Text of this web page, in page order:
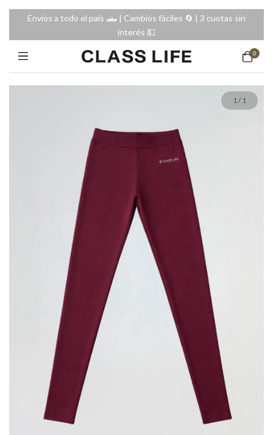
Envíos a todo el país 🛻 | Cambios fáciles 🔄️ | 3 cuotas sin
interés 💵
0
1/ 1